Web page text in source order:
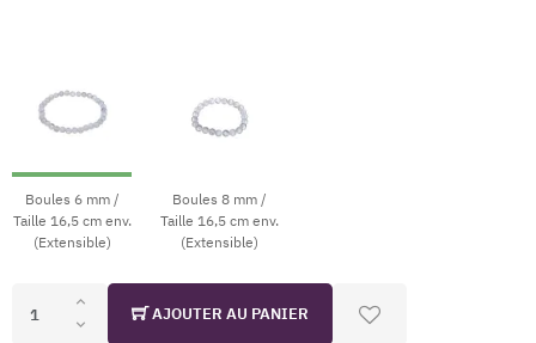
Boules 6 mm /
Taille 16,5 cm env.
(Extensible)
Boules 8 mm /
Taille 16,5 cm env.
(Extensible)
AJOUTER AU PANIER